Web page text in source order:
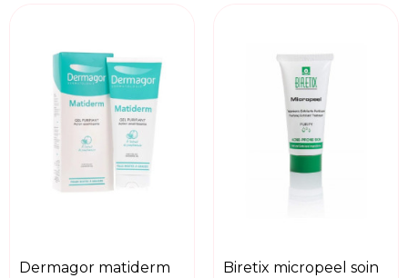
dermagor matiderm
biretix micropeel soin